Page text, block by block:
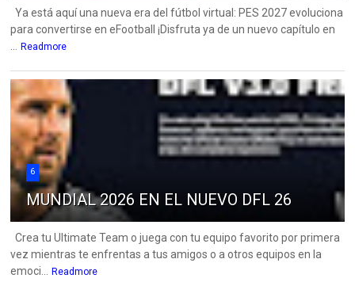
Ya está aquí una nueva era del fútbol virtual: PES 2027 evoluciona
para convertirse en eFootball ¡Disfruta ya de un nuevo capítulo en
Readmore
6
MUNDIAL 2026 EN EL NUEVO DFL 26
Crea tu Ultimate Team o juega con tu equipo favorito por primera
vez mientras te enfrentas a tus amigos o a otros equipos en la
emoci...
Readmore